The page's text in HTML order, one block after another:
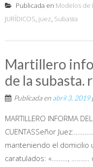
Publicada en Modelos de
JURÍDICOS, juez, Subasta
Martillero
de la subasta.
Publicada en abril 3, 2019
MARTILLERO INFORMA
CUENTASSeñor
manteniendo el domicilio
caratulados: «………, ……….